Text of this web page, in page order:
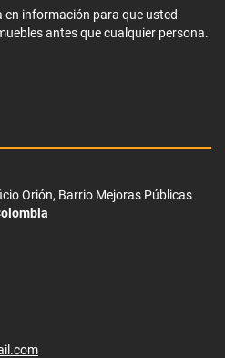
información para que usted
antes que cualquier persona.
Orión, Barrio Mejoras Públicas